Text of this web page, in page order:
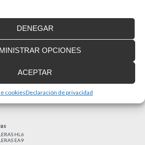
ACEPTAR
DENEGAR
OPCIONES
cookiesDeclaración de privacidad
HL6
EA9